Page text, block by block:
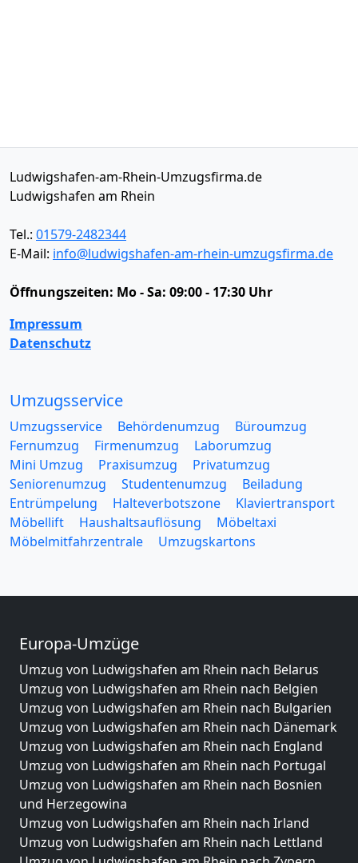
Ludwigshafen-am-Rhein-Umzugsfirma.de
Ludwigshafen am Rhein
Tel.: 01579-2482344
E-Mail: info@ludwigshafen-am-rhein-umzugsfirma.de
Öffnungszeiten: Mo - Sa: 09:00 - 17:30 Uhr
Impressum
Datenschutz
Umzugsservice
Umzugsservice Behördenumzug
Büroumzug
Fernumzug
Firmenumzug
Laborumzug
Mini Umzug
Praxisumzug
Privatumzug
Seniorenumzug
Studentenumzug
Beiladung
Entrümpelung
Halteverbotszone
Klaviertransport
Möbellift
Haushaltsauflösung
Möbeltaxi
Möbelmitfahrzentrale
Umzugskartons
Europa-Umzüge
Umzug von Ludwigshafen am Rhein nach Belarus
Umzug von Ludwigshafen am Rhein nach Belgien
Umzug von Ludwigshafen am Rhein nach Bulgarien
Umzug von Ludwigshafen am Rhein nach Dänemark
Umzug von Ludwigshafen am Rhein nach England
Umzug von Ludwigshafen am Rhein nach Portugal
Umzug von Ludwigshafen am Rhein nach Bosnien
und Herzegowina
Umzug von Ludwigshafen am Rhein nach Irland
Umzug von Ludwigshafen am Rhein nach Lettland